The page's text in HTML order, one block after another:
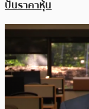
ปั่นราคาหุ้น